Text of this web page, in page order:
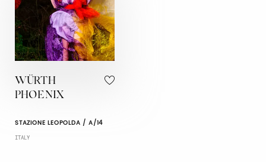
WÜRTH
PHOENIX
STAZIONE LEOPOLDA / A/14
ITALY